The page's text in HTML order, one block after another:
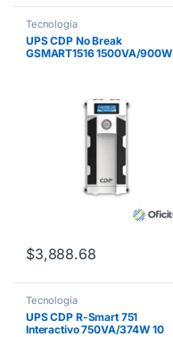
Tecnología
UPS CDP No Break
GSMART1516 1500VA/900W
$3,888.68
Tecnología
UPS CDP R-Smart 751
Interactivo 750VA/374W 10